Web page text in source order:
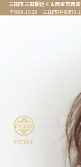
三田市三田駅近く＆西宮市西
〒669-1529 三田市中央町3-
オンラインストア
Online Store
エシア三田店